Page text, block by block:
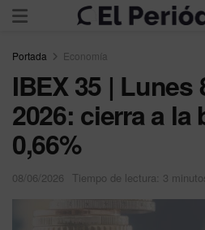
Portada Economía
IBEX 35 |
2026: cierra a la
0,66%
08/06/2026 Tiempo de lectura: 3